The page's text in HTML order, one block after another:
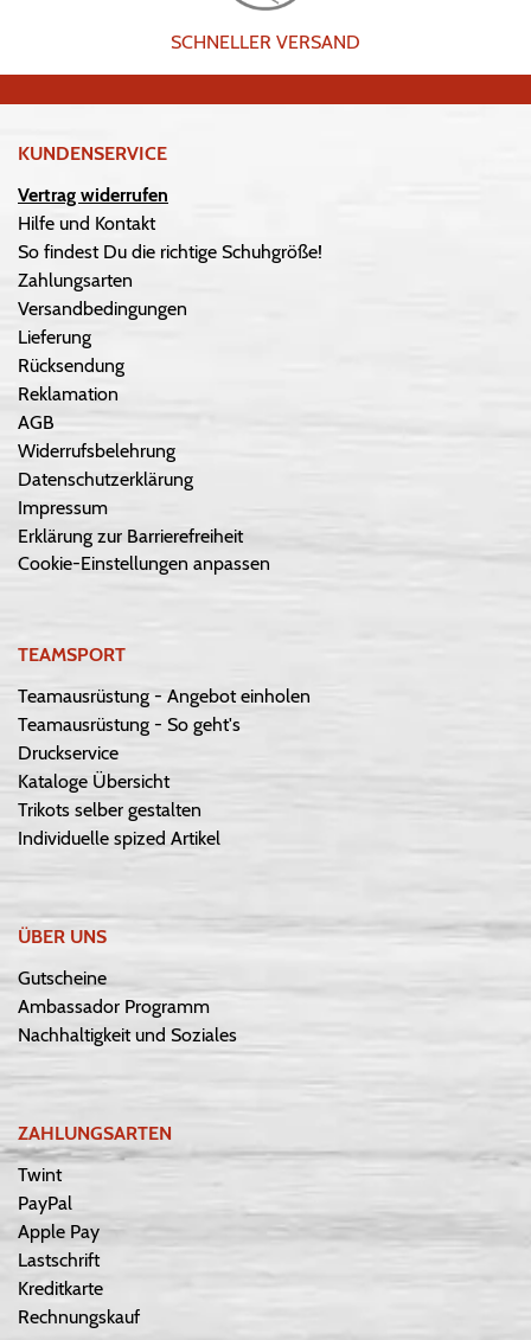
SCHNELLER VERSAND
KUNDENSERVICE
Vertrag widerrufen
Hilfe und Kontakt
So findest Du die richtige Schuhgröße!
Zahlungsarten
Versandbedingungen
Lieferung
Rücksendung
Reklamation
AGB
Widerrufsbelehrung
Datenschutzerklärung
Impressum
Erklärung zur Barrierefreiheit
Cookie-Einstellungen anpassen
TEAMSPORT
Teamausrüstung - Angebot einholen
Teamausrüstung - So geht's
Druckservice
Kataloge Übersicht
Trikots selber gestalten
Individuelle spized Artikel
ÜBER UNS
Gutscheine
Ambassador Programm
Nachhaltigkeit und Soziales
ZAHLUNGSARTEN
Twint
PayPal
Apple Pay
Lastschrift
Kreditkarte
Rechnungskauf